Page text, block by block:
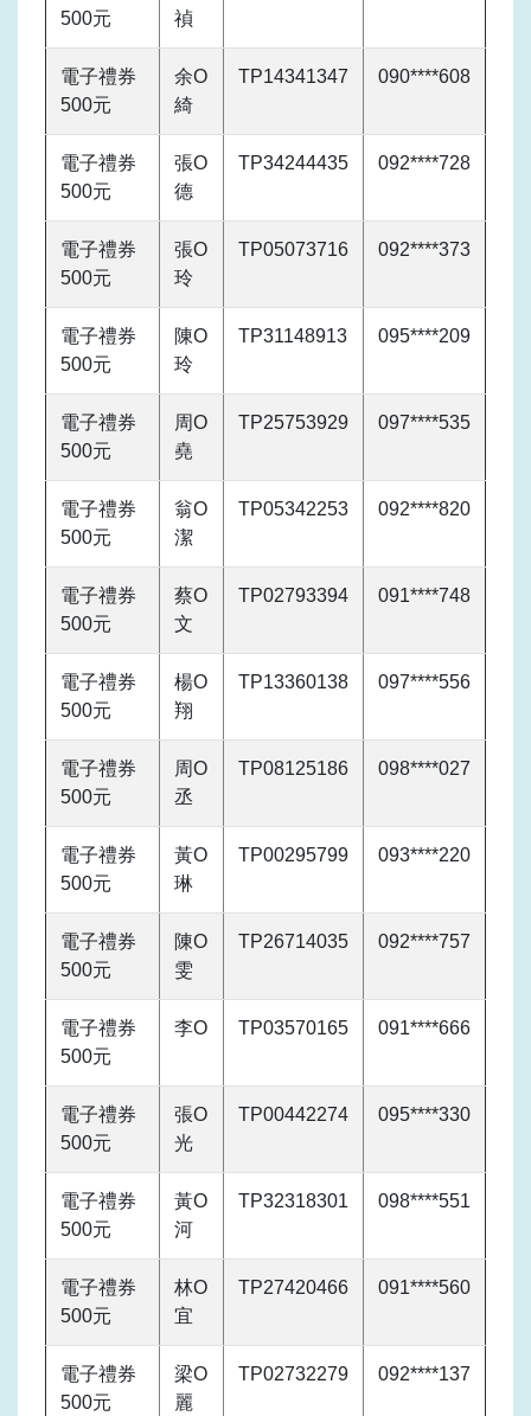
500元 禎
電子禮券
500元
余O
綺
TP14341347 090****608
電子禮券
500元
張O
德
TP34244435 092****728
電子禮券
500元
張O
玲
TP05073716 092****373
電子禮券
500元
陳O
玲
TP31148913 095****209
電子禮券
500元
周O
堯
TP25753929 097****535
電子禮券
500元
翁O
潔
TP05342253 092****820
電子禮券
500元
蔡O
文
TP02793394 091****748
電子禮券
500元
楊O
翔
TP13360138 097****556
電子禮券
500元
周O
丞
TP08125186 098****027
電子禮券
500元
黃O
琳
TP00295799 093****220
電子禮券
500元
陳O
雯
TP26714035 092****757
電子禮券
500元
李O TP03570165 091****666
電子禮券
500元
張O
光
TP00442274 095****330
電子禮券
500元
黃O
河
TP32318301 098****551
電子禮券
500元
林O
宜
TP27420466 091****560
電子禮券
500元
梁O
麗
TP02732279 092****137